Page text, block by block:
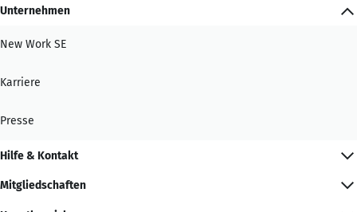
Unternehmen
New Work SE
Karriere
Presse
Hilfe & Kontakt
Mitgliedschaften